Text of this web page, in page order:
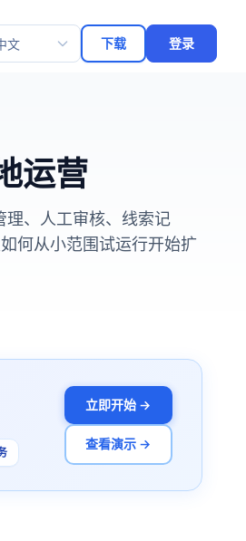
下载 登录
运营
、人工审核、线索记
何从小范围试运行开始扩
立即开始 →
查看演示 →